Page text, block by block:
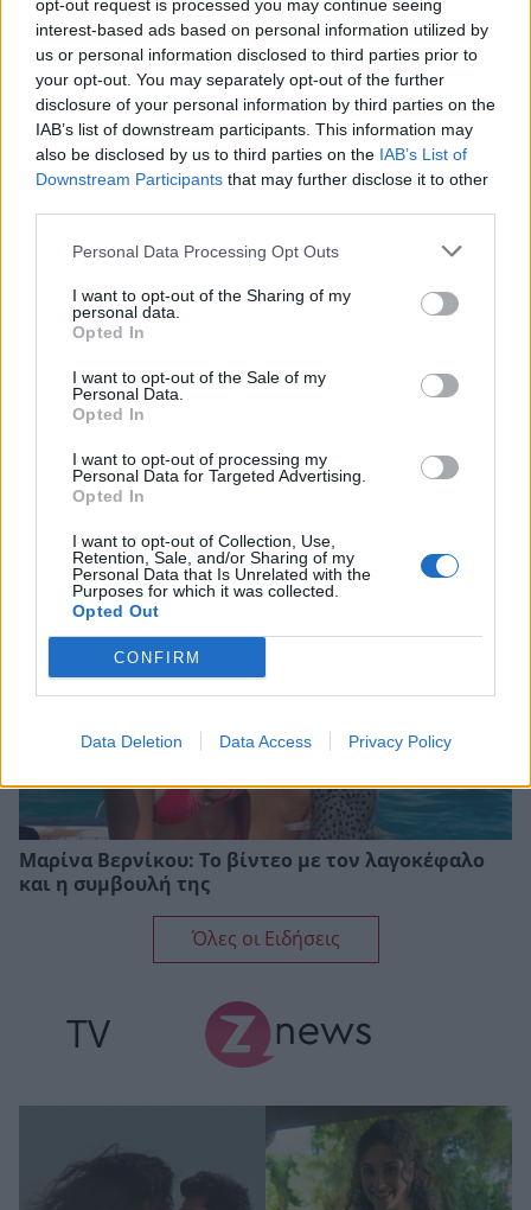
opt-out request is processed you may continue seeing
interest-based ads based on personal information utilized by
us or personal information disclosed to third parties prior to
your opt-out. You may separately opt-out of the further
disclosure of your personal information by third parties on the
IAB’s list of downstream participants. This information may
also be disclosed by us to third parties on the IAB’s List of
Downstream Participants that may further disclose it to other
Personal Data Processing Opt Outs
I want to opt-out of the Sharing of my
personal data.
Opted In
I want to opt-out of the Sale of my
Personal Data.
Opted In
I want to opt-out of processing my
Personal Data for Targeted Advertising.
Opted In
I want to opt-out of Collection, Use,
Retention, Sale, and/or Sharing of my
Personal Data that Is Unrelated with the
Purposes for which it was collected.
Opted Out
CONFIRM
Data Deletion Data Access Privacy Policy
Ανέστης Ευαγγελόπουλος: Η γνωστή
παρουσιάστρια που αρνήθηκε να πάει στο podcast
του και η αποστομωτική απάντησή του
Ανδρομάχη: Η φωτογραφία με τον ορό στο χέρι και
το μήνυμα όλο νόημα – «Έρχεται τετραήμερο
φωτιά»
Μαρίνα Βερνίκου: Το βίντεο με τον λαγοκέφαλο
και η συμβουλή της
Όλες οι Ειδήσεις
TV